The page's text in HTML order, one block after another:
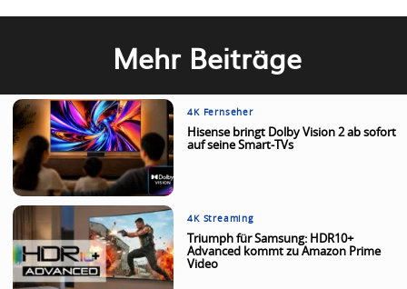
Mehr Beiträge
4K Fernseher
Hisense bringt Dolby Vision 2 ab sofort
auf seine Smart-TVs
4K Streaming
Triumph für Samsung: HDR10+
Advanced kommt zu Amazon Prime
Video